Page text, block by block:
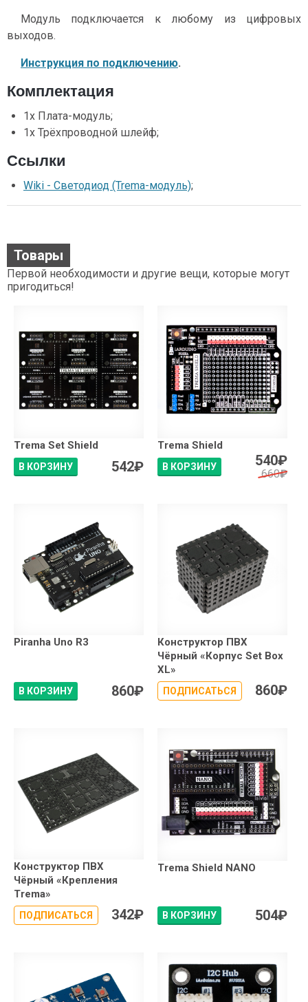
Модуль подключается к любому из цифровых
выходов.
Инструкция по подключению.
Комплектация
1x Плата-модуль;
1x Трёхпроводной шлейф;
Ссылки
Wiki - Светодиод (Trema-модуль);
Товары
Первой необходимости и другие вещи, которые могут
пригодиться!
Trema Set Shield
В КОРЗИНУ 542₽
Trema Shield
В КОРЗИНУ 540₽
660₽
Piranha Uno R3
В КОРЗИНУ 860₽
Конструктор ПВХ
Чёрный «Корпус Set Box
XL»
ПОДПИСАТЬСЯ 860₽
Конструктор ПВХ
Чёрный «Крепления
Trema»
ПОДПИСАТЬСЯ 342₽
Trema Shield NANO
В КОРЗИНУ 504₽